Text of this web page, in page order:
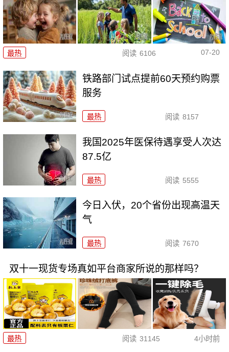
最热 阅读 6106 07-20
铁路部门试点提前60天预约购票
服务
最热 阅读 8157
我国2025年医保待遇享受人次达
87.5亿
最热 阅读 5555
今日入伏，20个省份出现高温天
气
最热 阅读 7670
双十一现货专场真如平台商家所说的那样吗？
最热 阅读 31145 4小时前